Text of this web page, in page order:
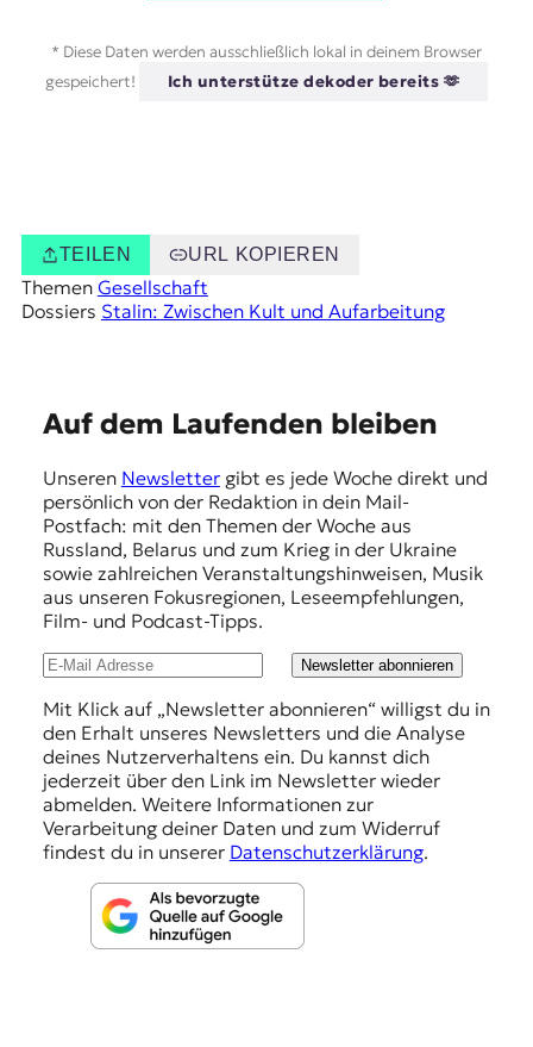
* Diese Daten werden ausschließlich lokal in deinem Browser
gespeichert!
Ich unterstütze dekoder bereits 🫶
TEILEN URL KOPIEREN
Themen Gesellschaft
Dossiers Stalin: Zwischen Kult und Aufarbeitung
Auf dem Laufenden bleiben
Unseren Newslettergibt es jede Woche direkt und
persönlich von der Redaktion in dein Mail-
Postfach: mit den Themen der Woche aus
Russland, Belarus und zum Krieg in der Ukraine
sowie zahlreichen Veranstaltungshinweisen, Musik
aus unseren Fokusregionen, Leseempfehlungen,
Film- und Podcast-Tipps.
Newsletter abonnieren
Mit Klick auf „Newsletter abonnieren“ willigst du in
den Erhalt unseres Newsletters und die Analyse
deines Nutzerverhaltens ein. Du kannst dich
jederzeit über den Link im Newsletter wieder
abmelden. Weitere Informationen zur
Verarbeitung deiner Daten und zum Widerruf
findest du in unserer Datenschutzerklärung.